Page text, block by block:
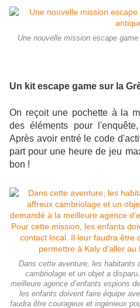
Une nouvelle mission escape
Un kit escape game sur la
On reçoit une pochette à la
des éléments pour
Après avoir entré le code
part pour une heure de jeu
bon !
Dans cette aventure, les habitants
cambriolage et un objet a
meilleure agence d’enfants espions
les enfants doivent faire équipe
faudra être courageux et ingénieux